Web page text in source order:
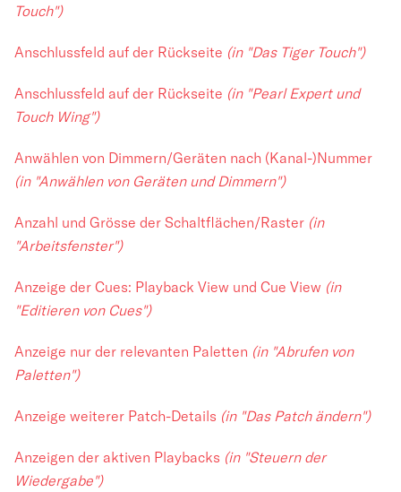
Touch")
Anschlussfeld auf der Rückseite (in "Das Tiger Touch")
Anschlussfeld auf der Rückseite (in "Pearl Expert und
Touch Wing")
Anwählen von Dimmern/Geräten nach (Kanal-)Nummer
(in "Anwählen von Geräten und Dimmern")
Anzahl und Grösse der Schaltflächen/Raster (in
"Arbeitsfenster")
Anzeige der Cues: Playback View und Cue View (in
"Editieren von Cues")
Anzeige nur der relevanten Paletten (in "Abrufen von
Paletten")
Anzeige weiterer Patch-Details (in "Das Patch ändern")
Anzeigen der aktiven Playbacks (in "Steuern der
Wiedergabe")